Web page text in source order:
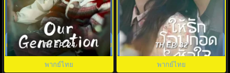
เมื่อสายหมอกจางหายคือสายรุ้ง
(2025) Our Generation พากย์ไทย
TH EP. 24
พากย์ไทย
ให้รักโอบกอดหัวใจ Come And
Hug Me พากย์ไทย ตอนที่1-16
TH EP. 32
พากย์ไทย